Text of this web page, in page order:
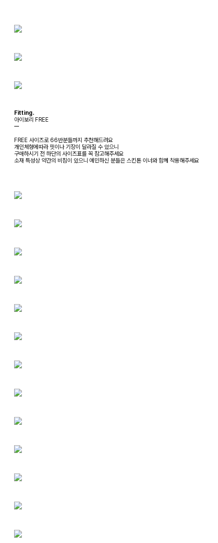
Fitting.
아이보리 FREE
ㅡ
FREE 사이즈로 66반분들까지 추천해드려요
개인체형에따라 핏이나 기장이 달라질 수 있으니
구매하시기 전 하단의 사이즈표를 꼭 참고해주세요
소재 특성상 약간의 비침이 있으니 예민하신 분들은 스킨톤 이너와 함께 착용해주세요